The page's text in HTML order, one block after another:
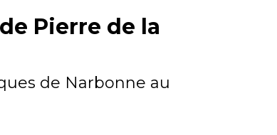
Pierre de la
de Narbonne au